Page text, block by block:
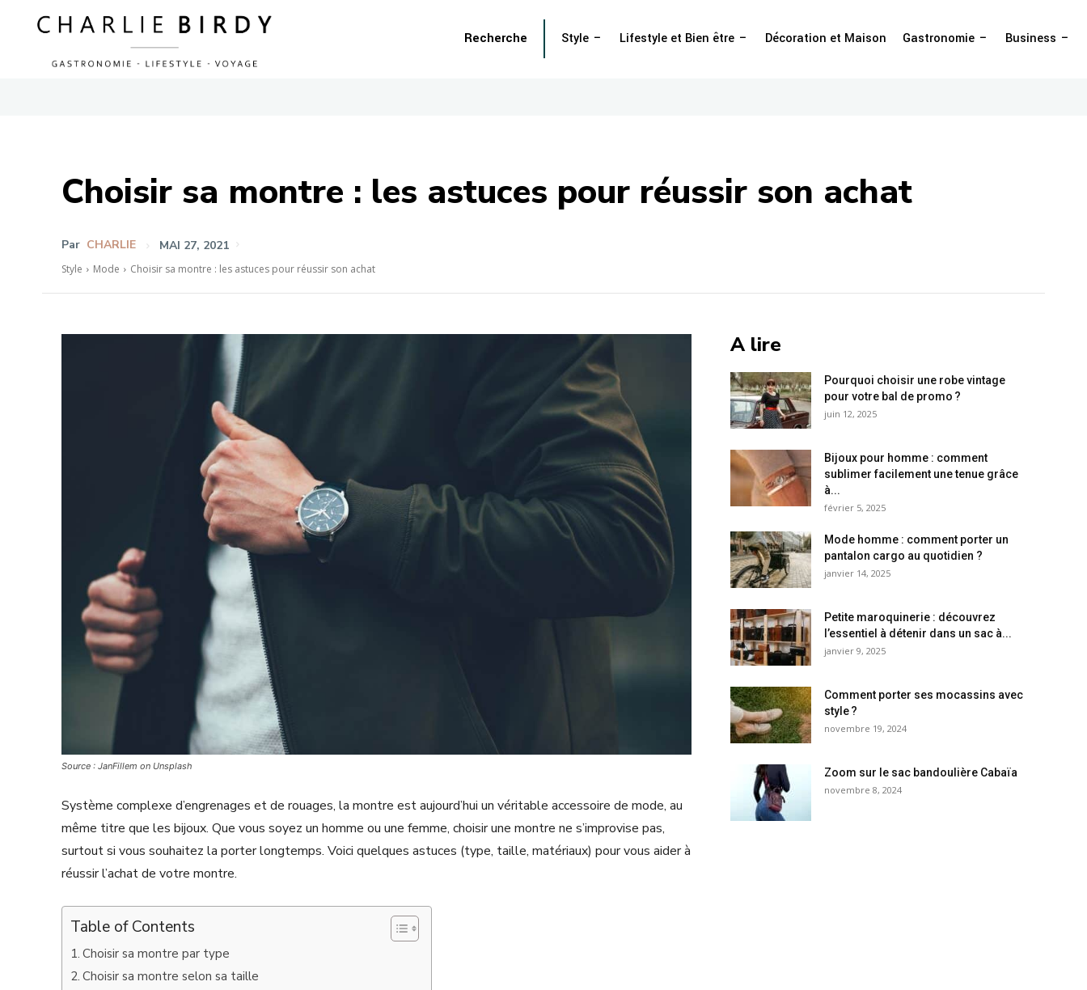
Style Lifestyle et Bien être Décoration et Maison Gastronomie Business
Recherche
Choisir sa montre : les astuces pour réussir son achat
Par CHARLIE MAI 27, 2021
Style Mode Choisir sa montre : les astuces pour réussir son achat
Source : JanFillem on Unsplash
Système complexe d’engrenages et de rouages, la montre est aujourd’hui un véritable accessoire de mode, au
même titre que les bijoux. Que vous soyez un homme ou une femme, choisir une montre ne s’improvise pas,
surtout si vous souhaitez la porter longtemps. Voici quelques astuces (type, taille, matériaux) pour vous aider à
réussir l’achat de votre montre.
Table of Contents
Choisir sa montre par type
Choisir sa montre selon sa taille
A lire
Pourquoi choisir une robe vintage
pour votre bal de promo ?
juin 12, 2025
Bijoux pour homme : comment
sublimer facilement une tenue grâce
à...
février 5, 2025
Mode homme : comment porter un
pantalon cargo au quotidien ?
janvier 14, 2025
Petite maroquinerie : découvrez
l’essentiel à détenir dans un sac à...
janvier 9, 2025
Comment porter ses mocassins avec
style ?
novembre 19, 2024
Zoom sur le sac bandoulière Cabaïa
novembre 8, 2024